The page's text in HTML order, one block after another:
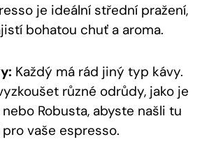
je ideální střední pražení,
bohatou chuť a aroma.
Každý má rád jiný typ kávy.
různé odrůdy, jako je
Robusta, abyste našli tu
vaše espresso.